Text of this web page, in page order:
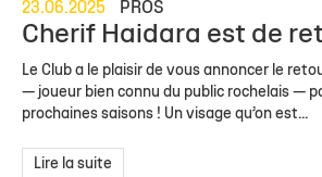
23.06.2025 PROS
Cherif Haidara est de
Le Club a le plaisir de vous annoncer le
— joueur bien connu du public rochelais —
prochaines saisons ! Un visage qu’on est...
Lire la suite